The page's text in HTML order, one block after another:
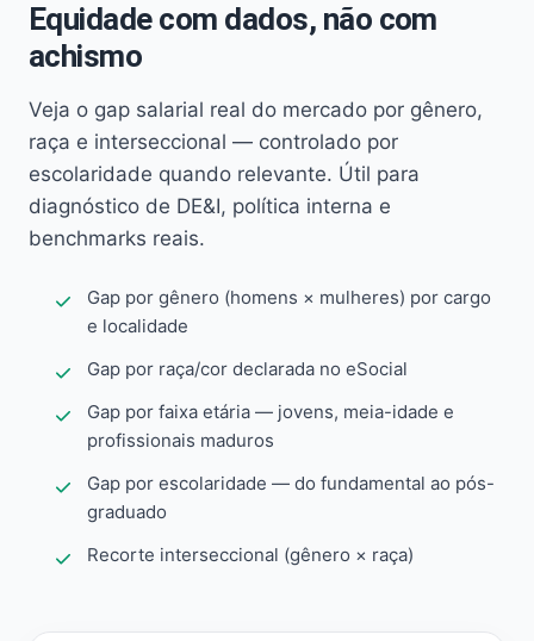
Equidade com dados, não com
achismo
Veja o gap salarial real do mercado por gênero,
raça e interseccional — controlado por
escolaridade quando relevante. Útil para
diagnóstico de DE&I, política interna e
benchmarks reais.
Gap por gênero (homens × mulheres) por cargo
e localidade
Gap por raça/cor declarada no eSocial
Gap por faixa etária — jovens, meia-idade e
profissionais maduros
Gap por escolaridade — do fundamental ao pós-
graduado
Recorte interseccional (gênero × raça)